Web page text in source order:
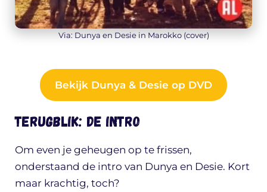
Via: Dunya en Desie in Marokko (cover)
Bekijk Dunya & Desie op DVD
Terugblik: de intro
Om even je geheugen op te frissen,
onderstaand de intro van Dunya en Desie. Kort
maar krachtig, toch?